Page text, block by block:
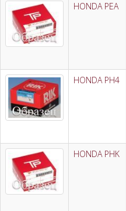
HONDA PEA
HONDA PH4
HONDA PHK